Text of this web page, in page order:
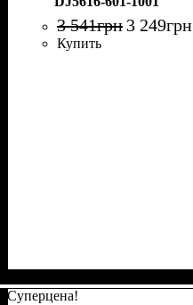
DJ5616-601
3 541грн 3 249грн
Купить
Суперцена!